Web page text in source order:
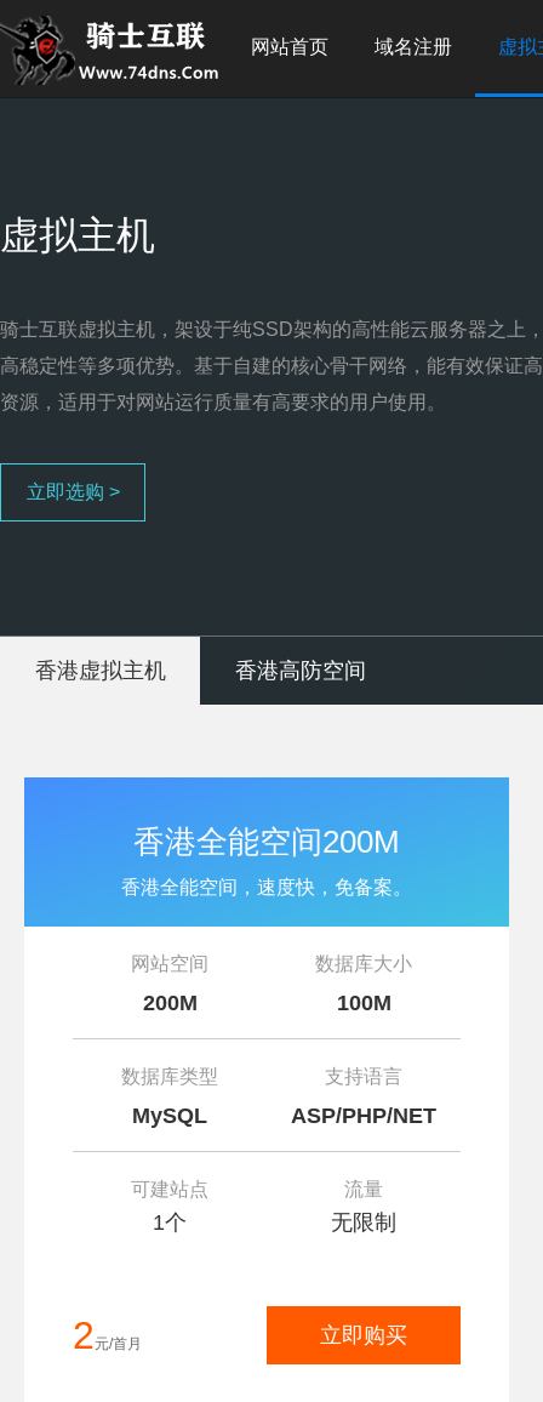
网站首页 域名注册 虚拟
虚拟主机
骑士互联虚拟主机，架设于纯SSD架构的高性能云服务器之上
高稳定性等多项优势。基于自建的核心骨干网络，能有效保证
资源，适用于对网站运行质量有高要求的用户使用。
立即选购 >
香港虚拟主机 香港高防空间
香港全能空间200M
香港全能空间，速度快，免备案。
网站空间
200M
数据库大小
100M
数据库类型
MySQL
支持语言
ASP/PHP/NET
可建站点
1个
流量
无限制
2元/首月 立即购买